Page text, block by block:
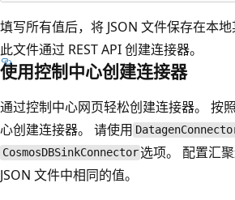
填写所有值后，将 JSON 文件保存在本
此文件通过 REST API 创建连接器。
使用控制中心创建连接器
通过控制中心网页轻松创建连接器。 按
心创建连接器。 请使用
CosmosDBSinkConnector选项。 配置汇
JSON 文件中相同的值。